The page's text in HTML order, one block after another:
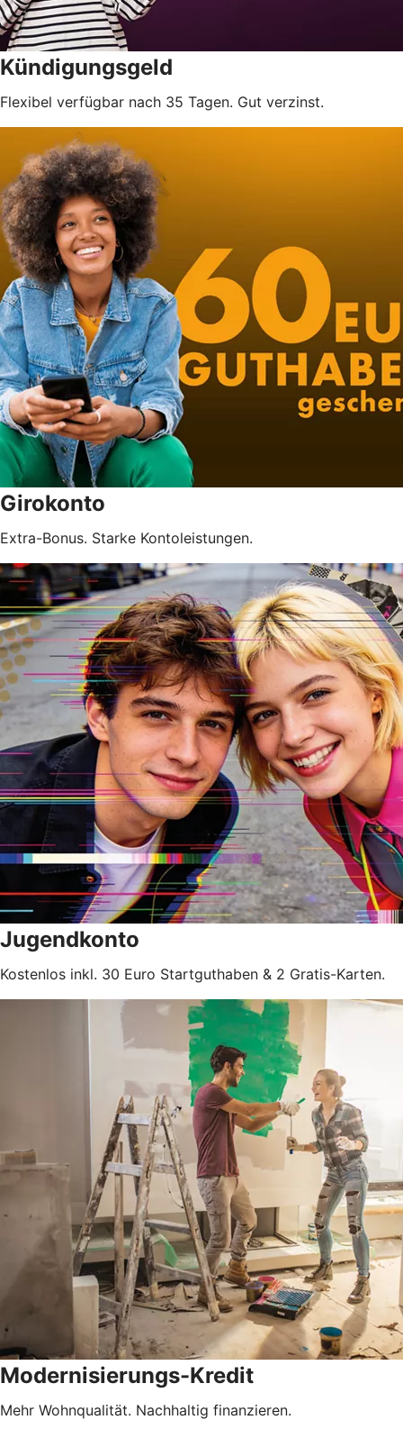
Kündigungsgeld
Flexibel verfügbar nach 35 Tagen. Gut verzinst.
Girokonto
Extra-Bonus. Starke Kontoleistungen.
Jugendkonto
Kostenlos inkl. 30 Euro Startguthaben & 2 Gratis-Karten.
Modernisierungs-Kredit
Mehr Wohnqualität. Nachhaltig finanzieren.